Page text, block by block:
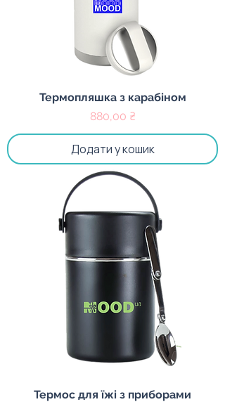
Термопляшка з карабіном
Ціна
880,00 ₴
Додати у кошик
Термос для їжі з приборами